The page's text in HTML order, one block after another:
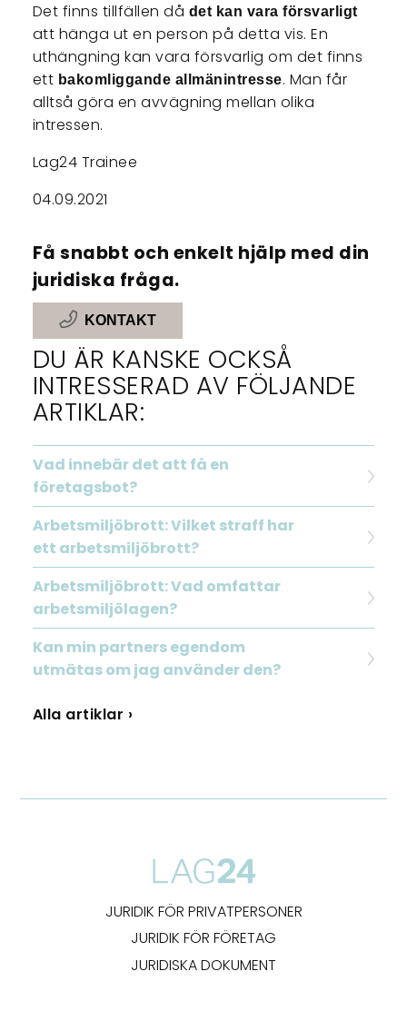
Det finns tillfällen då det kan vara försvarligt
att hänga ut en person på detta vis. En
uthängning kan vara försvarlig om det finns
ett bakomliggande allmänintresse. Man får
alltså göra en avvägning mellan olika
intressen.
Lag24 Trainee
04.09.2021
Få snabbt och enkelt hjälp med din
juridiska fråga.
KONTAKT
DU ÄR KANSKE OCKSÅ
INTRESSERAD AV FÖLJANDE
ARTIKLAR:
Vad innebär det att få en
företagsbot?
Arbetsmiljöbrott: Vilket straff har
ett arbetsmiljöbrott?
Arbetsmiljöbrott: Vad omfattar
arbetsmiljölagen?
Kan min partners egendom
utmätas om jag använder den?
Alla artiklar ›
JURIDIK FÖR PRIVATPERSONER
JURIDIK FÖR FÖRETAG
JURIDISKA DOKUMENT